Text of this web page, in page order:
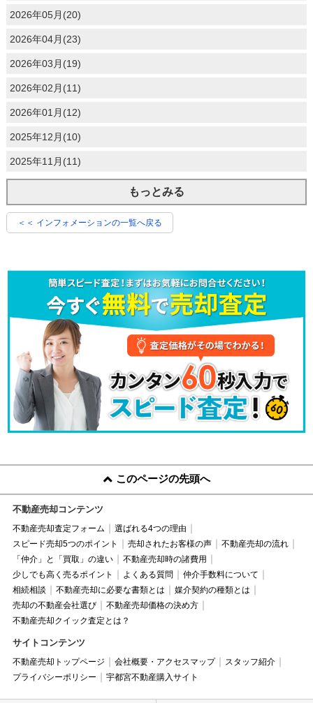
2026年05月(20)
2026年04月(23)
2026年03月(19)
2026年02月(11)
2026年01月(12)
2025年12月(10)
2025年11月(11)
もっとみる
＜＜ インフォメーションの一覧へ戻る
このページの先頭へ
不動産売却コンテンツ
不動産売却査定フォーム
選ばれる4つの理由
スピード売却5つのポイント
売却されたお客様の声
不動産売却の流れ
「仲介」と「買取」の違い
不動産売却時の諸費用
少しでも高く売るポイント
よくある質問
仲介手数料について
相続相談
不動産売却に必要な書類とは
媒介契約の種類とは
売却の不動産会社選び
不動産売却価格の決め方
不動産売却クイック査定とは？
サイトコンテンツ
不動産売却トップページ 会社概要・アクセスマップ
スタッフ紹介
プライバシーポリシー
宇都宮不動産購入サイト